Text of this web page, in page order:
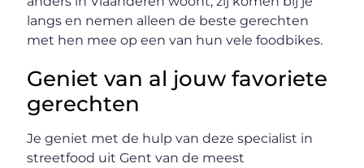
langs en nemen alleen de beste gerechten
met hen mee op een van hun vele foodbikes.
Geniet van al jouw favoriete
gerechten
Je geniet met de hulp van deze specialist in
streetfood uit Gent van de meest